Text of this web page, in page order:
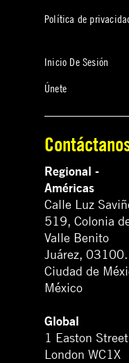
Política de
Inicio De Sesión
Únete
Regional -
Américas
Calle Luz
519, Colonia
Valle Benito
Juárez, 03100.
Ciudad de
México
Global
1 Easton
London WC1X